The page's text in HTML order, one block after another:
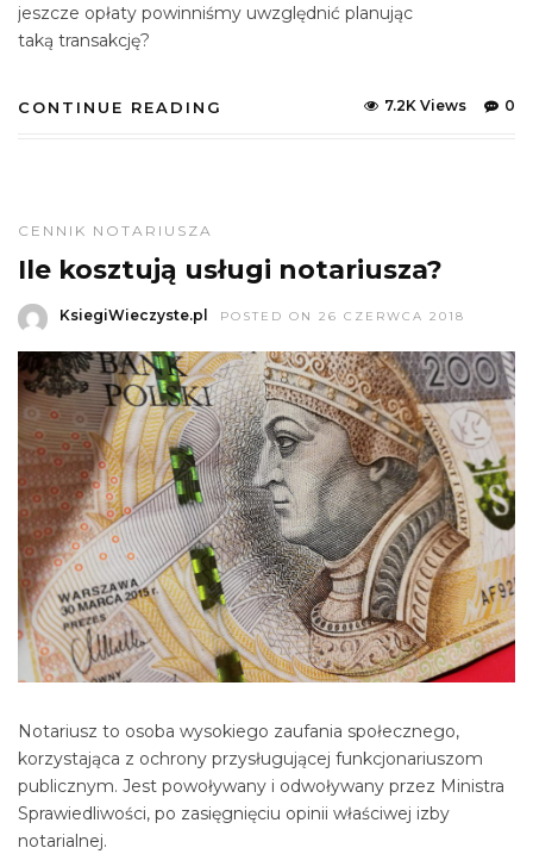
jeszcze opłaty powinniśmy uwzględnić planując
taką transakcję?
CONTINUE READING 0
7.2K Views
CENNIK NOTARIUSZA
Ile kosztują usługi notariusza?
KsiegiWieczyste.pl POSTED ON 26 CZERWCA 2018
Notariusz to osoba wysokiego zaufania społecznego,
korzystająca z ochrony przysługującej funkcjonariuszom
publicznym. Jest powoływany i odwoływany przez Ministra
Sprawiedliwości, po zasięgnięciu opinii właściwej izby
notarialnej.